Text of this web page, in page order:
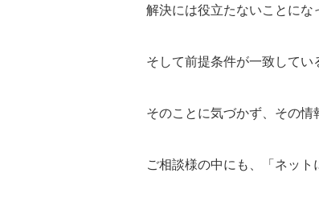
解決には役立たないことにな
そして前提条件が一致してい
そのことに気づかず、その情
ご相談様の中にも、「ネッ